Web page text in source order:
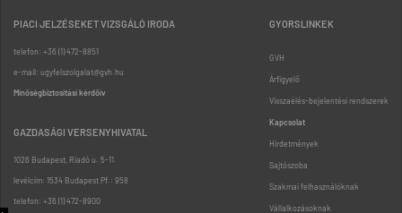
PIACI JELZÉSEKET VIZSGÁLÓ IRODA
telefon: +36 (1) 472-8851
e-mail: ugyfelszolgalat@gvh.hu
Minőségbiztosítási kérdőív
GAZDASÁGI VERSENYHIVATAL
1026 Budapest, Riadó u. 5-11.
levélcím: 1534 Budapest Pf.: 958
telefon: +36 (1) 472-8900
GYORSLINKEK
GVH
Árfigyelő
Visszaélés-bejelentési rendszerek
Kapcsolat
Hirdetmények
Sajtószoba
Szakmai felhasználóknak
Vállalkozásoknak